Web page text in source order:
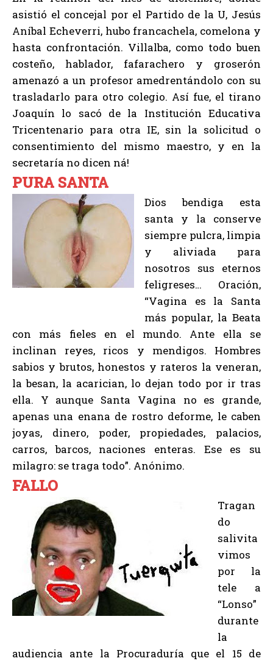
asistió el concejal por el Partido de la U, Jesús
Aníbal Echeverri, hubo francachela, comelona y
hasta confrontación. Villalba, como todo buen
costeño, hablador, fafarachero y groserón
amenazó a un profesor amedrentándolo con su
trasladarlo para otro colegio. Así fue, el tirano
Joaquín lo sacó de la Institución Educativa
Tricentenario para otra IE, sin la solicitud o
consentimiento del mismo maestro, y en la
secretaría no dicen ná!
PURA SANTA
Dios bendiga esta
santa y la conserve
siempre pulcra, limpia
y aliviada para
nosotros sus eternos
feligreses… Oración,
“Vagina es la Santa
más popular, la Beata
con más fieles en el mundo. Ante ella se
inclinan reyes, ricos y mendigos. Hombres
sabios y brutos, honestos y rateros la veneran,
la besan, la acarician, lo dejan todo por ir tras
ella. Y aunque Santa Vagina no es grande,
apenas una enana de rostro deforme, le caben
joyas, dinero, poder, propiedades, palacios,
carros, barcos, naciones enteras. Ese es su
milagro: se traga todo”. Anónimo.
FALLO
Tragan
do
salivita
vimos
por la
tele a
“Lonso”
durante
la
audiencia ante la Procuraduría que el 15 de